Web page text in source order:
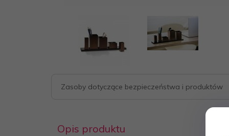
Zasoby dotyczące bezpieczeństwa i produktów
Opis produktu